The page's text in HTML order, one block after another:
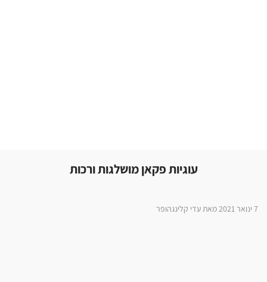
עוגיות פקאן מושלגות ורכות
7 ינואר 2021 מאת עדי קלינגהופר